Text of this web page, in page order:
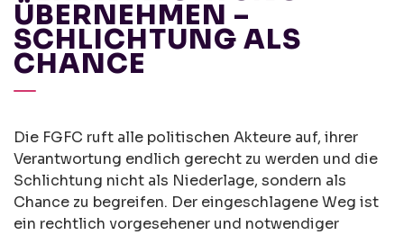
ÜBERNEHMEN –
SCHLICHTUNG ALS
CHANCE
Die FGFC ruft alle politischen Akteure auf, ihrer
Verantwortung endlich gerecht zu werden und die
Schlichtung nicht als Niederlage, sondern als
Chance zu begreifen. Der eingeschlagene Weg ist
ein rechtlich vorgesehener und notwendiger